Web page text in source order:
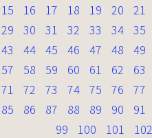
15
16 17 18 19 20 21
29
30 31 32 33 34 35
43
44 45 46 47 48 49
57
58 59 60 61 62 63
71
72 73 74 75 76 77
85
86 87 88 89 90 91
99
100 101 102